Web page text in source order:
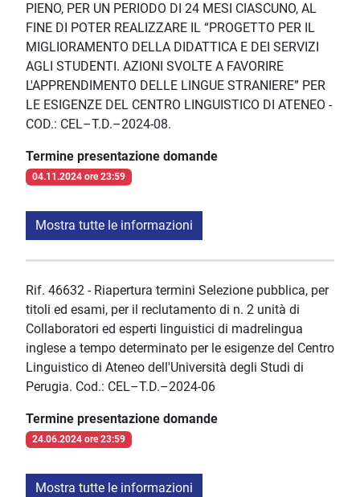
PIENO, PER UN PERIODO DI 24 MESI CIASCUNO, AL
FINE DI POTER REALIZZARE IL “PROGETTO PER IL
MIGLIORAMENTO DELLA DIDATTICA E DEI SERVIZI
AGLI STUDENTI. AZIONI SVOLTE A FAVORIRE
L'APPRENDIMENTO DELLE LINGUE STRANIERE” PER
LE ESIGENZE DEL CENTRO LINGUISTICO DI ATENEO -
COD.: CEL–T.D.–2024-08.
Termine presentazione domande
04.11.2024 ore 23:59
Mostra tutte le informazioni
Rif. 46632 - Riapertura termini Selezione pubblica, per
titoli ed esami, per il reclutamento di n. 2 unità di
Collaboratori ed esperti linguistici di madrelingua
inglese a tempo determinato per le esigenze del Centro
Linguistico di Ateneo dell'Università degli Studi di
Perugia. Cod.: CEL–T.D.–2024-06
Termine presentazione domande
24.06.2024 ore 23:59
Mostra tutte le informazioni